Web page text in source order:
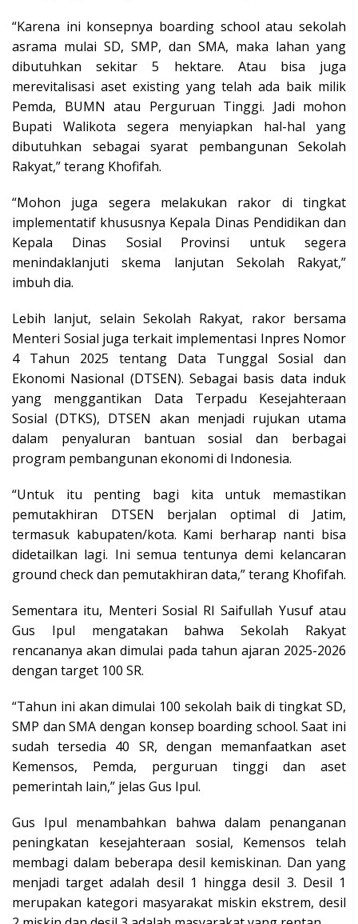
“Karena ini konsepnya boarding school atau sekolah
asrama mulai SD, SMP, dan SMA, maka lahan yang
dibutuhkan sekitar 5 hektare. Atau bisa juga
merevitalisasi aset existing yang telah ada baik milik
Pemda, BUMN atau Perguruan Tinggi. Jadi mohon
Bupati Walikota segera menyiapkan hal-hal yang
dibutuhkan sebagai syarat pembangunan Sekolah
Rakyat,” terang Khofifah.
“Mohon juga segera melakukan rakor di tingkat
implementatif khususnya Kepala Dinas Pendidikan dan
Kepala Dinas Sosial Provinsi untuk segera
menindaklanjuti skema lanjutan Sekolah Rakyat,”
imbuh dia.
Lebih lanjut, selain Sekolah Rakyat, rakor bersama
Menteri Sosial juga terkait implementasi Inpres Nomor
4 Tahun 2025 tentang Data Tunggal Sosial dan
Ekonomi Nasional (DTSEN). Sebagai basis data induk
yang menggantikan Data Terpadu Kesejahteraan
Sosial (DTKS), DTSEN akan menjadi rujukan utama
dalam penyaluran bantuan sosial dan berbagai
program pembangunan ekonomi di Indonesia.
“Untuk itu penting bagi kita untuk memastikan
pemutakhiran DTSEN berjalan optimal di Jatim,
termasuk kabupaten/kota. Kami berharap nanti bisa
didetailkan lagi. Ini semua tentunya demi kelancaran
ground check dan pemutakhiran data,” terang Khofifah.
Sementara itu, Menteri Sosial RI Saifullah Yusuf atau
Gus Ipul mengatakan bahwa Sekolah Rakyat
rencananya akan dimulai pada tahun ajaran 2025-2026
dengan target 100 SR.
“Tahun ini akan dimulai 100 sekolah baik di tingkat SD,
SMP dan SMA dengan konsep boarding school. Saat ini
sudah tersedia 40 SR, dengan memanfaatkan aset
Kemensos, Pemda, perguruan tinggi dan aset
pemerintah lain,” jelas Gus Ipul.
Gus Ipul menambahkan bahwa dalam penanganan
peningkatan kesejahteraan sosial, Kemensos telah
membagi dalam beberapa desil kemiskinan. Dan yang
menjadi target adalah desil 1 hingga desil 3. Desil 1
merupakan kategori masyarakat miskin ekstrem, desil